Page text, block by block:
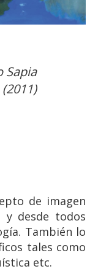
Sapia
(2011)
de imagen
y desde todos
También lo
tales como
etc.